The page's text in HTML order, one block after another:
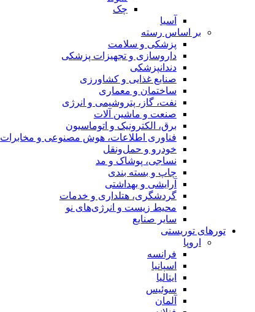
چک
آسیا
بر اساس رسته
پزشکی و سلامت
داروسازی و تجهیزات پزشکی
دندانپزشکی
صنایع غذایی و کشاورزی
ساختمان و معماری
نفت، گاز، پتروشیمی و انرژی
صنعت و ماشین آلات
برق، الکترونیک و اتوماسیون
فناوری اطلاعات، هوش مصنوعی و مخابرات
خودرو و حمل‌و‌نقل
نساجی، پوشاک و مد
چاپ و بسته بندی
آرایشی و بهداشتی
گردشگری، هتلداری و خدمات
محیط زیست و انرژی‌های نو
سایر صنایع
تورهای توریستی
اروپا
فرانسه
اسپانیا
ایتالیا
سوئیس
آلمان